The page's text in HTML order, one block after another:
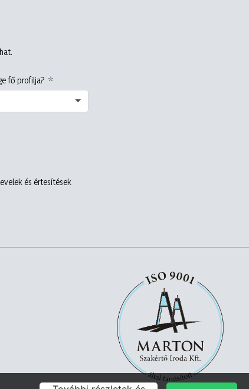
fő profilja?
és értesítések